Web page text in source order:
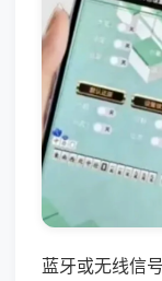
蓝牙或无线信